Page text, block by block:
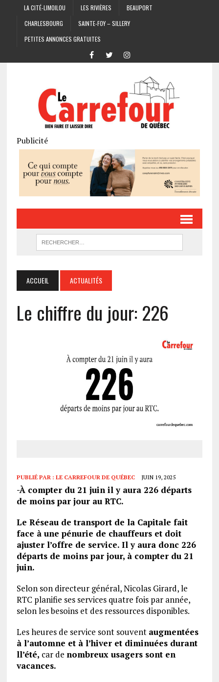
LA CITÉ-LIMOILOU LES RIVIÈRES
BEAUPORT
CHARLESBOURG
SAINTE-FOY – SILLERY
PETITES ANNONCES GRATUITES
Publicité
ACCUEIL ACTUALITÉS
Le chiffre du jour: 226
PUBLIÉ PAR : LE CARREFOUR DE QUÉBEC JUIN 19, 2025
-À compter du 21 juin il y aura 226départs
de moins par jour au RTC.
Le Réseau de transport de la Capitale fait
face à une pénurie de chauffeurs et doit
ajuster l’offre de service. Il y aura donc 226
départs de moins par jour, à compter du 21
juin.
Selon son directeur général, Nicolas Girard, le
RTC planifie ses services quatre fois par année,
selon les besoins et des ressources disponibles.
Les heures de service sont souvent augmentées
à l’automne et à l’hiver et diminuées durant
ll’été, car de nombreux usagers sont en
vacances.